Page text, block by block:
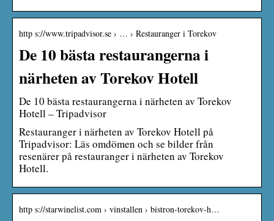
http s://www.tripadvisor.se › … › Restauranger i Torekov
De 10 bästa restaurangerna i
närheten av Torekov Hotell
De 10 bästa restaurangerna i närheten av Torekov
Hotell – Tripadvisor
Restauranger i närheten av Torekov Hotell på
Tripadvisor: Läs omdömen och se bilder från
resenärer på restauranger i närheten av Torekov
Hotell.
http s://starwinelist.com › vinstallen › bistron-torekov-h…